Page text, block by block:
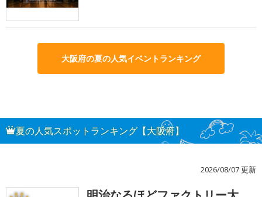
大阪府の夏の人気イベントランキング
夏の人気スポットランキング【大阪府】
2026/08/07 更新